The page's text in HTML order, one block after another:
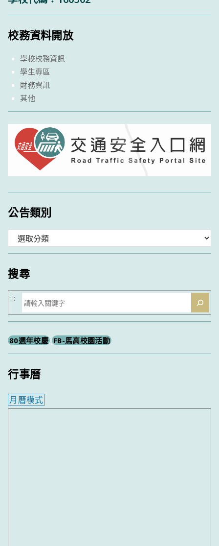
校務資料開放
學校校務資訊
學生專區
財務資訊
其他
公告類別
類
搜尋
搜
尋
:::
80週年校慶 FB-馬高校園活動
行事曆
月曆模式